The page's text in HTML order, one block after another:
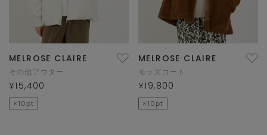
MELROSE CLAIRE
その他アウター
¥15,400
×10pt
MELROSE CLAIRE
モッズコート
¥19,800
×10pt